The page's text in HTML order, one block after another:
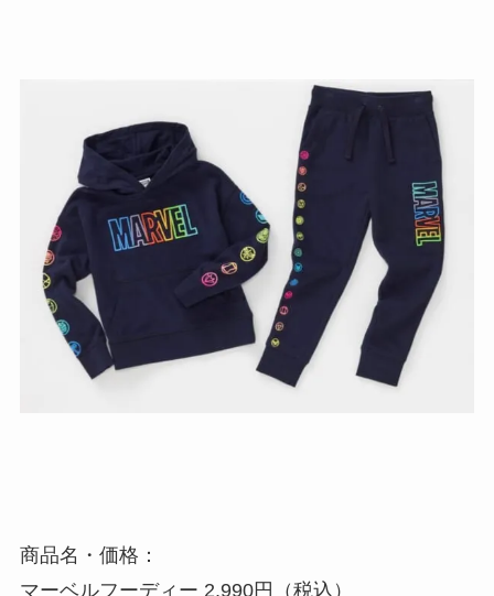
商品名・価格：
マーベルフーディー 2,990円（税込）